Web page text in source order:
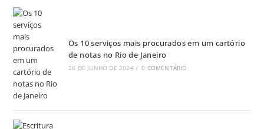
Os 10 serviços mais procurados em um cartório
de notas no Rio de Janeiro
26 DE JUNHO DE 2024 / 0 COMENTÁRIO